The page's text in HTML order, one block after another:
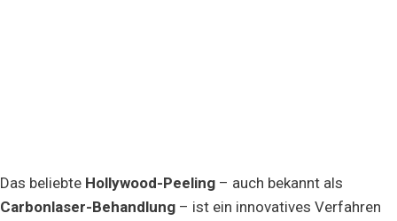
Das beliebte Hollywood-Peeling – auch bekannt als
Carbonlaser-Behandlung – ist ein innovatives Verfahren